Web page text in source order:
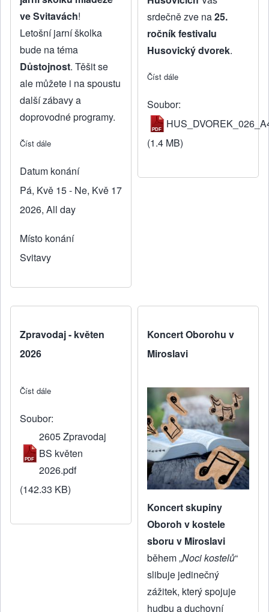
ve Svitavách!
Letošní jarní školka
bude na téma
Důstojnost. Těšit se
ale můžete i na spoustu
další zábavy a
doprovodné programy.
Číst dále
Datum konání
Pá, Kvě 15 - Ne, Kvě 17
2026, All day
Místo konání
Svitavy
srdečně zve na25.
ročník festivalu
Husovický dvorek.
Číst dále
Soubor
(1.4 MB)
Zpravodaj - květen
2026
Číst dále about Zpravodaj - květen 2026
Soubor
2605 Zpravodaj
BS květen
2026.pdf
(142.33 KB)
Koncert Oborohu v
Miroslavi
Koncert skupiny
Oboroh v kostele
sboru v Miroslavi
během „Noci kostelů“
slibuje jedinečný
zážitek, který spojuje
hudbu a duchovní